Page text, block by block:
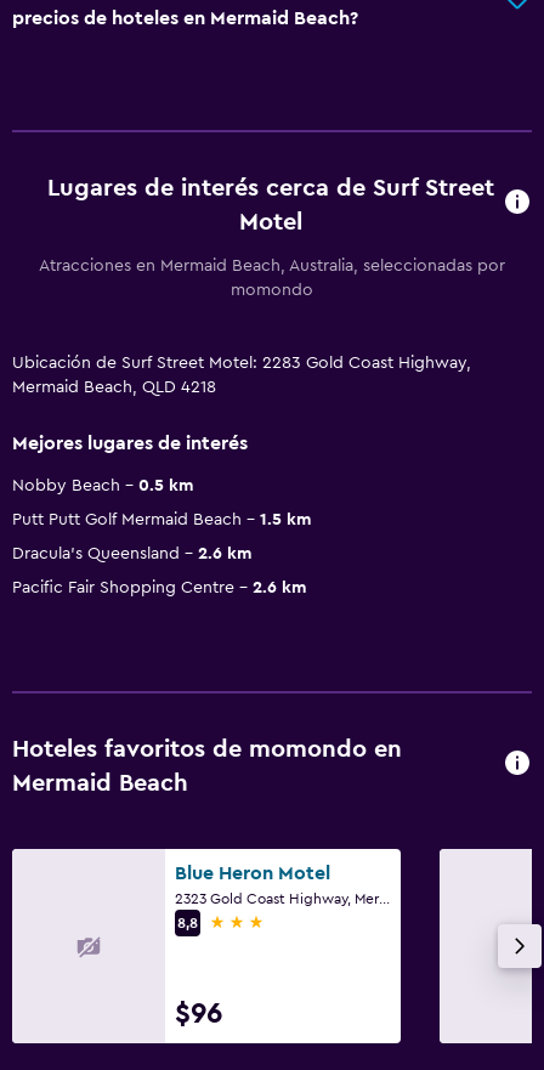
precios de hoteles en Mermaid Beach?
Lugares de interés cerca de Surf Street
Motel
Atracciones en Mermaid Beach, Australia, seleccionadas por
momondo
Ubicación de Surf Street Motel: 2283 Gold Coast Highway,
Mermaid Beach, QLD 4218
Mejores lugares de interés
Nobby Beach
0.5 km
Putt Putt Golf Mermaid Beach
1.5 km
Dracula's Queensland
2.6 km
Pacific Fair Shopping Centre
2.6 km
Hoteles favoritos de momondo en
Mermaid Beach
Blue Heron Motel
2323 Gold Coast Highway, Mermaid Beach, QLD
8,8
3 estrellas
$96